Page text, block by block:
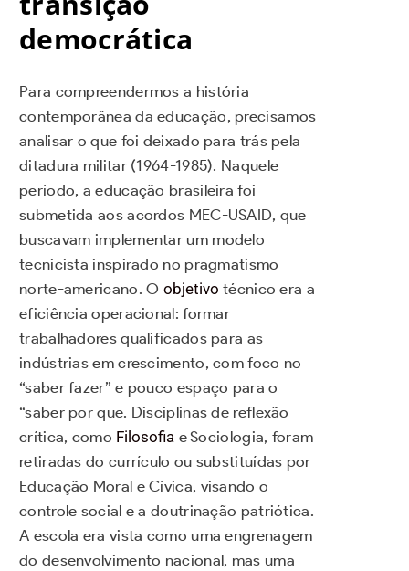
democrática
Para compreendermos a história
contemporânea da educação, precisamos
analisar o que foi deixado para trás pela
ditadura militar (1964-1985). Naquele
período, a educação brasileira foi
submetida aos acordos MEC-USAID, que
buscavam implementar um modelo
tecnicista inspirado no pragmatismo
norte-americano. O objetivo técnico era a
eficiência operacional: formar
trabalhadores qualificados para as
indústrias em crescimento, com foco no
“saber fazer” e pouco espaço para o
“saber por que. Disciplinas de reflexão
crítica, como Filosofia e Sociologia, foram
retiradas do currículo ou substituídas por
Educação Moral e Cívica, visando o
controle social e a doutrinação patriótica.
A escola era vista como uma engrenagem
do desenvolvimento nacional, mas uma